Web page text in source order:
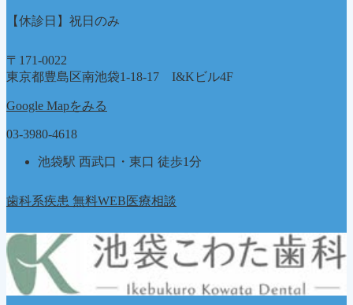
【休診日】祝日のみ
〒171-0022
東京都豊島区南池袋1-18-17 I&Kビル4F
Google Mapをみる
03-3980-4618
池袋駅 西武口・東口 徒歩1分
歯科系疾患 無料WEB医療相談